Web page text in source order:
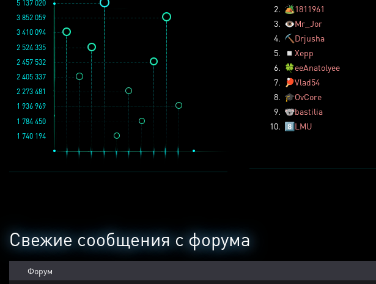
1 936 969
3 852 059
2 457 532
1 784 450
2 273 481
1 740 194
5 137 020
2 524 335
2 405 337
3 410 094
2. 🏕️1811961
3. 👁️Mr_Jor
4. ⛏️ Drjusha
5.
◽ Xepp
6. 🍀eeAnatolyee
7.
🏓Vlad54
8. 🎓OvCore
9. 🐨bastilia
10. 8️⃣LMU
Свежие сообщения с форума
Форум